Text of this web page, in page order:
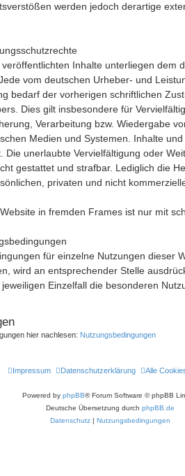
werden jedoch derartige
Inhalte unterliegen dem
vom deutschen Urheber- und
bedarf der vorherigen schriftlichen
Dies gilt insbesondere für
Verarbeitung bzw. Wiedergabe
Medien und Systemen. Inhalte
Die unerlaubte Vervielfältigung oder
gestattet und strafbar. Lediglich die
privaten und nicht
in fremden Frames ist nur mit
für einzelne Nutzungen dieser
wird an entsprechender Stelle
Einzelfall die besonderen
hier nachlesen: Nutzungsbedingungen
Alle
Datenschutzerklärung
Impressum
Powered by phpBB® Forum Software © phpBB
Deutsche Übersetzung durch phpBB.de
Datenschutz | Nutzungsbedingungen